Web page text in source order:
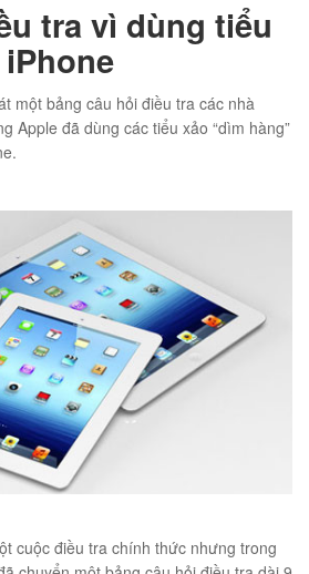
tra vì dùng tiểu
một bảng câu hỏi điều tra các nhà
Apple đã dùng các tiểu xảo “dìm hàng”
cuộc điều tra chính thức nhưng trong